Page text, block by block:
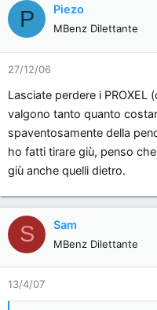
P Piezo
MBenz Dilettante
27/12/06
Lasciate perdere i PROXEL
valgono tanto quanto
spaventosamente della
ho fatti tirare giù, penso
giù anche quelli dietro.
S Sam
MBenz Dilettante
13/4/07